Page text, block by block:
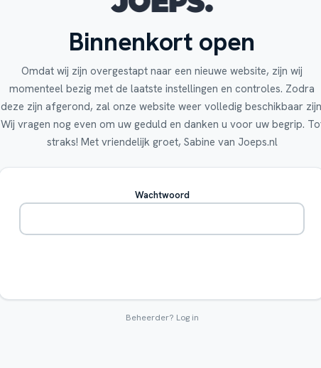
Binnenkort open
Omdat wij zijn overgestapt naar een nieuwe website, zijn wij
momenteel bezig met de laatste instellingen en controles. Zodra
deze zijn afgerond, zal onze website weer volledig beschikbaar
Wij vragen nog even om uw geduld en danken u voor uw begrip.
straks! Met vriendelijk groet, Sabine van Joeps.nl
Wachtwoord
Beheerder? Log in